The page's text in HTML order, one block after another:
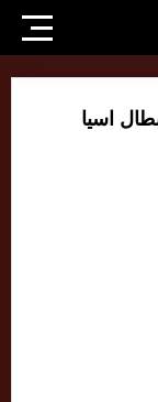
اسيا